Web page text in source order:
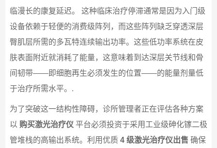
临漫长的康复延迟。 这种临床治疗停滞通常是因为入门级
设备依赖于轻便的消费级阵列，而这些阵列缺乏穿透深层
臀肌层所需的多瓦特连续输出功率。这些低功率系统在皮
肤表面附近就消耗了能量，这意味着到达深层关节线和骨
间韧带——即细胞再生必须发生的位置——的能量剂量低
于治疗所需水平。.
为了突破这一结构性障碍，诊所管理者正在评估各种方案
以 购买激光治疗仪 平台必须投资于采用工业级砷化镓二极
管堆栈的高输出系统。利用优质 4 级激光治疗仪出售 确保